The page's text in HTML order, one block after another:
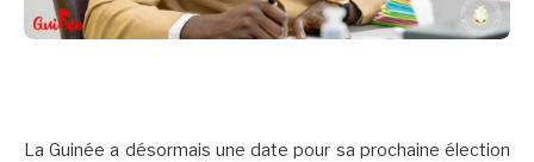
La Guinée a désormais une date pour sa prochaine élection